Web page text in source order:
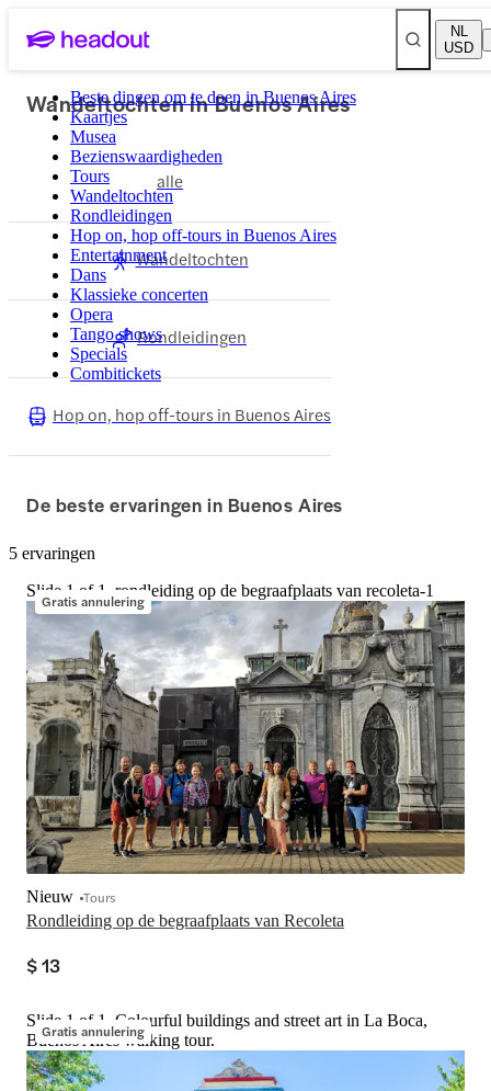
NL
USD
Beste dingen om te doen in Buenos Aires
Kaartjes
Musea
Bezienswaardigheden
Tours
Wandeltochten
Rondleidingen
Hop on, hop off-tours in Buenos Aires
Entertainment
Dans
Klassieke concerten
Opera
Tango shows
Specials
Combitickets
Wandeltochten in Buenos Aires
alle
Wandeltochten
Rondleidingen
Hop on, hop off-tours in Buenos Aires
De beste ervaringen in Buenos Aires
5 ervaringen
Gratis annulering
Slide 1 of 1, rondleiding op de begraafplaats van recoleta-1
Rondleiding op de begraafplaats van Recoleta
Nieuw Tours
$ 13
Gratis annulering
Slide 1 of 1, Colourful buildings and street art in La Boca,
Buenos Aires walking tour.